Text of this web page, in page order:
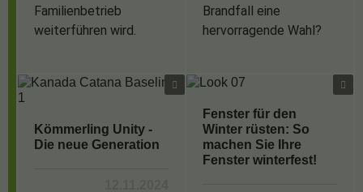
Familienbetrieb
weiterführen wird.
Brandfall eine
hervorragende Wahl?
Kömmerling Unity -
Die neue Generation
Fenster für den
Winter rüsten: So
machen Sie Ihre
Fenster winterfest!